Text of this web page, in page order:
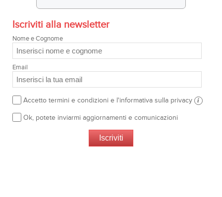
Iscriviti alla newsletter
Nome e Cognome
Email
Accetto termini e condizioni e l'informativa sulla privacy i
Ok, potete inviarmi aggiornamenti e comunicazioni